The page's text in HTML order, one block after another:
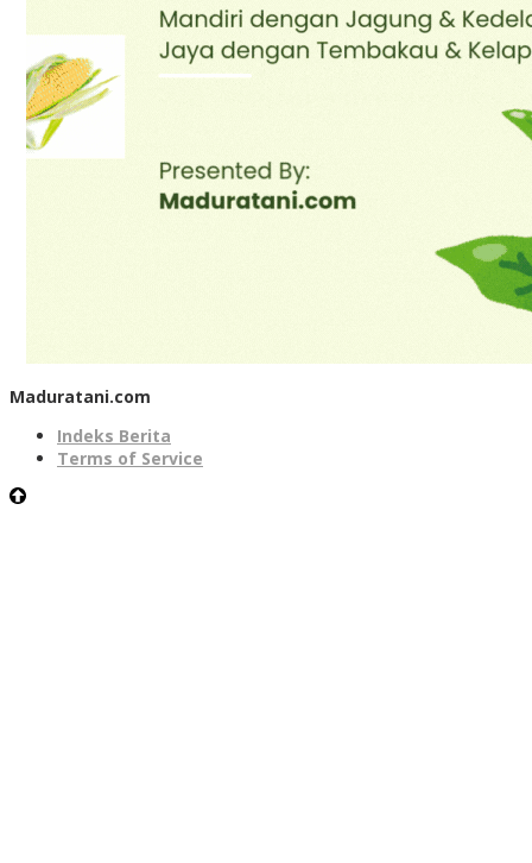
Maduratani.com
Indeks Berita
Terms of Service